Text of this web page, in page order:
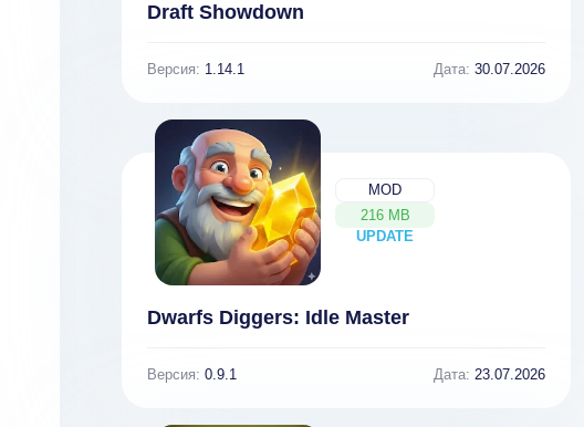
Draft Showdown
Версия: 1.14.1 Дата: 30.07.2026
MOD
216 MB
UPDATE
NEW
Dwarfs Diggers: Idle Master
Версия: 0.9.1 Дата: 23.07.2026